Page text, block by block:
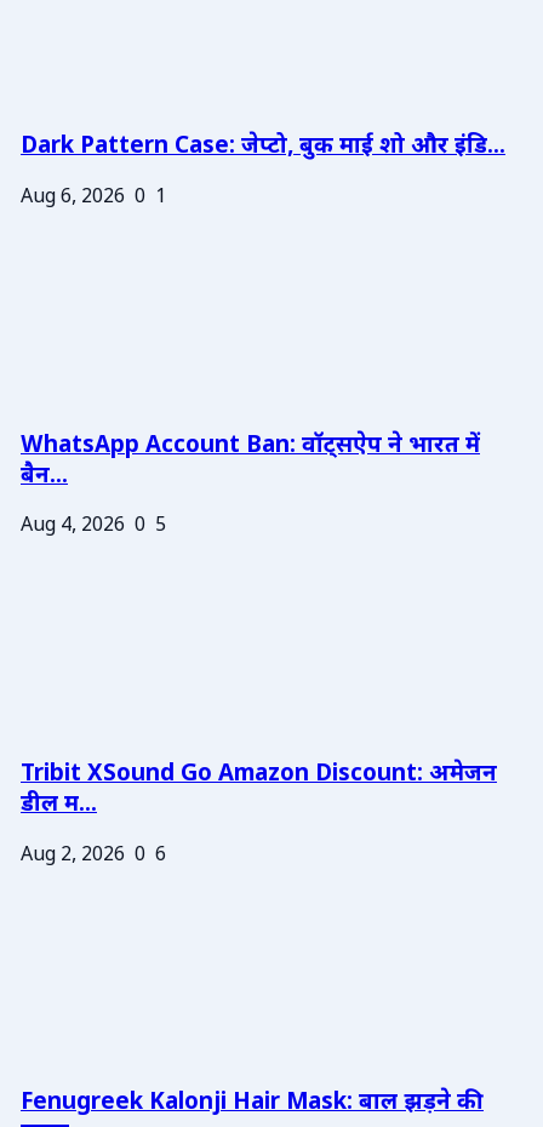
Dark Pattern Case: जेप्टो, बुक माई शो और इंडि...
Aug 6, 2026 0 1
WhatsApp Account Ban: वॉट्सऐप ने भारत में
बैन...
Aug 4, 2026 0 5
Tribit XSound Go Amazon Discount: अमेजन
डील म...
Aug 2, 2026 0 6
Fenugreek Kalonji Hair Mask: बाल झड़ने की